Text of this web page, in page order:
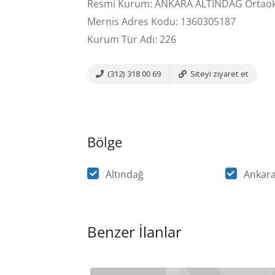
Resmi Kurum: ANKARA ALTINDAĞ
Mernis Adres Kodu: 1360305187
Kurum Tür Adı: 226
(312) 318 00 69 Siteyi ziyaret et
Bölge
Altındağ
Benzer İlanlar